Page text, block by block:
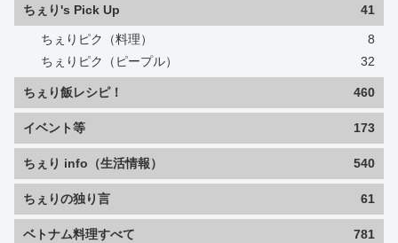
ちぇり's Pick Up 41
ちぇりピク（料理）
8
ちぇりピク（ピープル）
32
ちぇり飯レシピ！ 460
イベント等 173
ちぇり info（生活情報） 540
ちぇりの独り言 61
ベトナム料理すべて 781